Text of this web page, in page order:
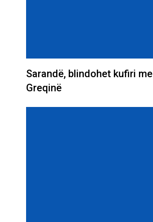
Sarandë, blindohet kufiri me
Greqinë